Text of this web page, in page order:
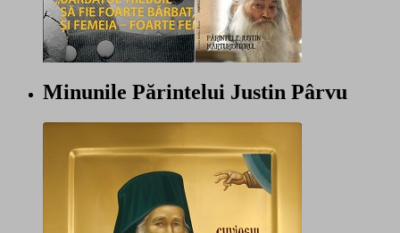
Minunile Părintelui Justin Pârvu